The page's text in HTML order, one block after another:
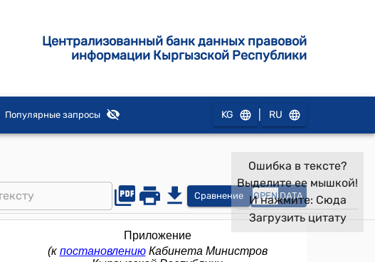
Централизованный банк данных правовой
информации Кыргызской Республики
Популярные запросы KG RU
Сравнение OPEN DATA
Ошибка в тексте?
Выделите ее мышкой!
И нажмите: Сюда
Загрузить цитату